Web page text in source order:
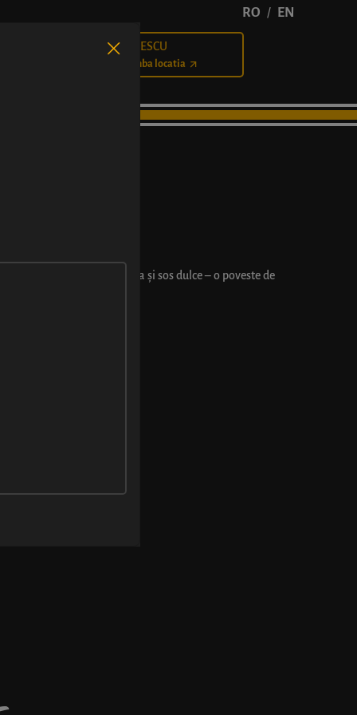
BĂLCESCU
Schimba locatia
RO / EN
ciuperci, mozzarella și sos dulce – o poveste de